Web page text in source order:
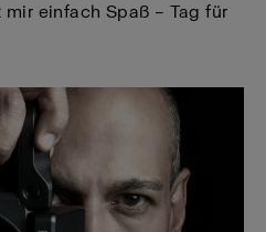
einfach Spaß – Tag für